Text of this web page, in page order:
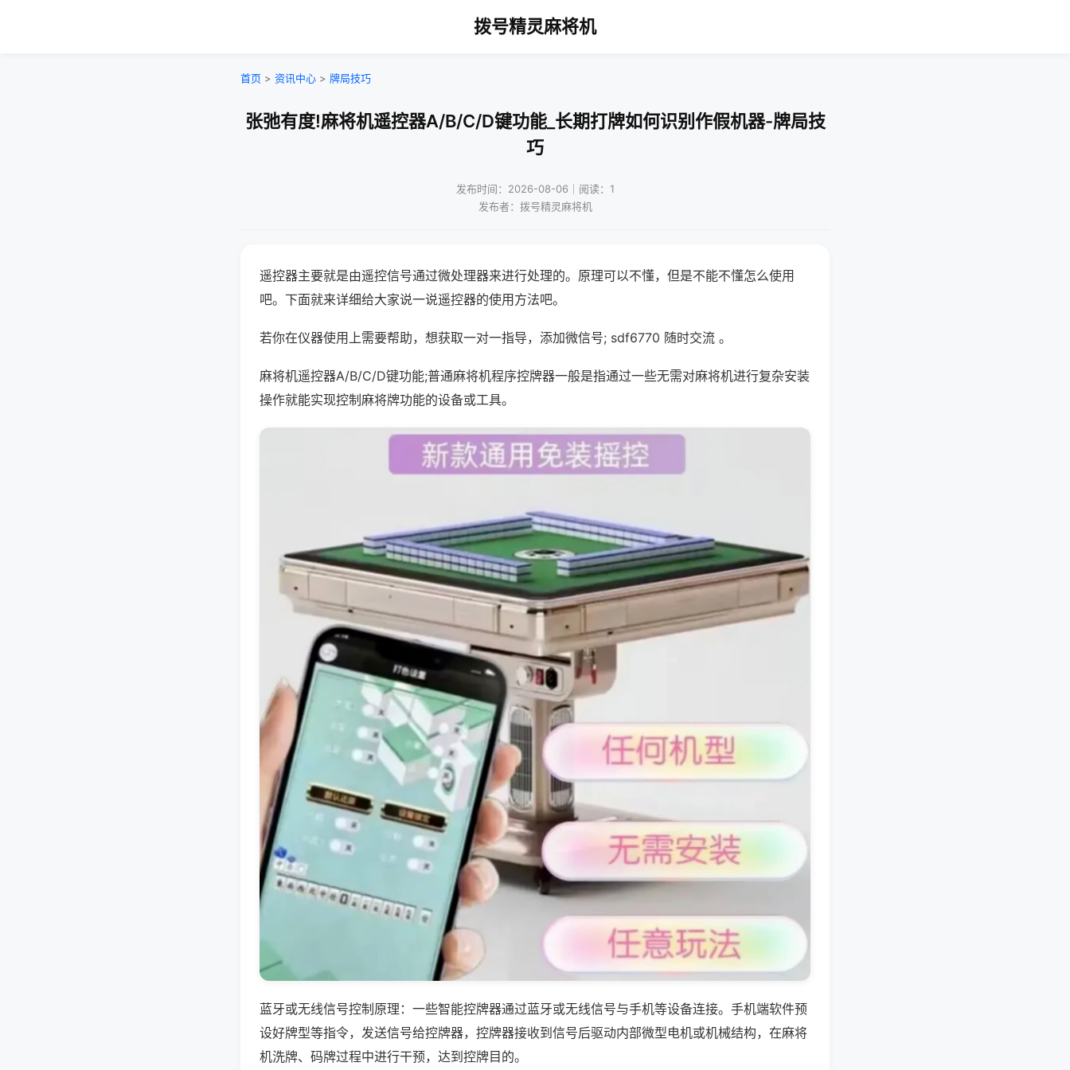
拨号精灵麻将机
首页 > 资讯中心 > 牌局技巧
张弛有度!麻将机遥控器A/B/C/D键功能_长期打牌如何识别作假机器-牌局技
巧
发布时间：2026-08-06｜阅读：1
发布者：拨号精灵麻将机
遥控器主要就是由遥控信号通过微处理器来进行处理的。原理可以不懂，但是不能不懂怎么使用
吧。下面就来详细给大家说一说遥控器的使用方法吧。
若你在仪器使用上需要帮助，想获取一对一指导，添加微信号; sdf6770 随时交流 。
麻将机遥控器A/B/C/D键功能;普通麻将机程序控牌器一般是指通过一些无需对麻将机进行复杂安装
操作就能实现控制麻将牌功能的设备或工具。
蓝牙或无线信号控制原理：一些智能控牌器通过蓝牙或无线信号与手机等设备连接。手机端软件预
设好牌型等指令，发送信号给控牌器，控牌器接收到信号后驱动内部微型电机或机械结构，在麻将
机洗牌、码牌过程中进行干预，达到控牌目的。